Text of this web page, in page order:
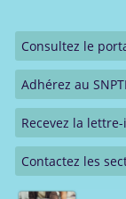
Consultez le
Adhérez au
Recevez la lettre-
Contactez les